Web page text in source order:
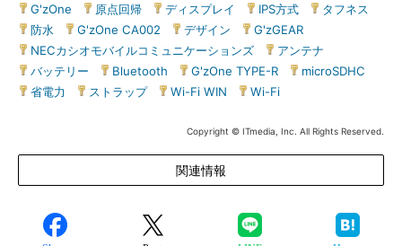
G'zOne 原点回帰 ディスプレイ IPS方式 タフネス
防水
G'zOne CA002 デザイン G'zGEAR
NECカシオモバイルコミュニケーションズ
アンテナ
バッテリー
Bluetooth G'zOne TYPE-R microSDHC
省電力
ストラップ| Wi-Fi WIN Wi-Fi
Copyright © ITmedia, Inc. All Rights Reserved.
関連情報